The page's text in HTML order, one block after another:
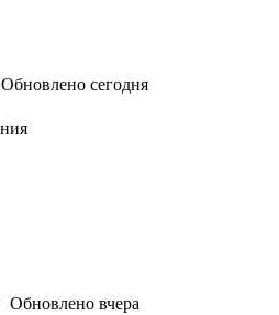
Обновлено сегодня
Обновлено вчера